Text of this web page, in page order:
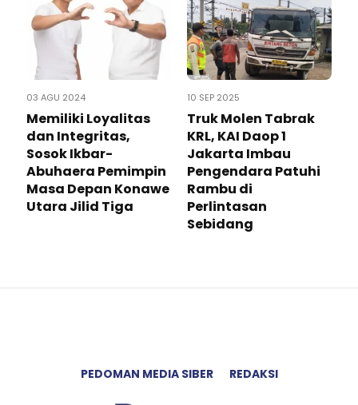
03 AGU 2024
Memiliki Loyalitas
dan Integritas,
Sosok Ikbar-
Abuhaera Pemimpin
Masa Depan Konawe
Utara Jilid Tiga
10 SEP 2025
Truk Molen Tabrak
KRL, KAI Daop 1
Jakarta Imbau
Pengendara Patuhi
Rambu di
Perlintasan
Sebidang
PEDOMAN MEDIA SIBER REDAKSI